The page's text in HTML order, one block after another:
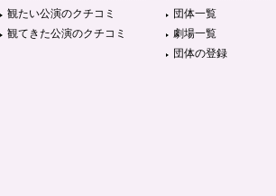
観たい公演のクチコミ
観てきた公演のクチコミ
団体一覧
劇場一覧
団体の登録